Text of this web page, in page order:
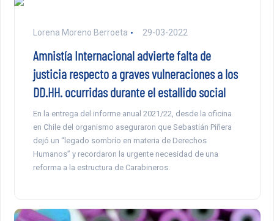
Lorena Moreno Berroeta 29-03-2022
Amnistía Internacional advierte falta de
justicia respecto a graves vulneraciones a los
DD.HH. ocurridas durante el estallido social
En la entrega del informe anual 2021/22, desde la oficina
en Chile del organismo aseguraron que Sebastián Piñera
dejó un “legado sombrío en materia de Derechos
Humanos” y recordaron la urgente necesidad de una
reforma a la estructura de Carabineros.